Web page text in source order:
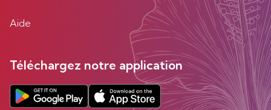
Aide
Téléchargez notre application